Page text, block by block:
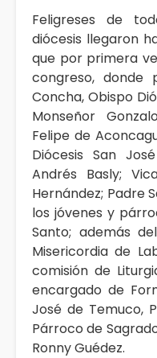
Feligreses de
diócesis llegaron
que por primera
congreso, donde
Concha, Obispo
Monseñor
Felipe de
Diócesis San
Andrés Basly;
Hernández; Padre
los jóvenes y
Santo; además
Misericordia de
comisión de
encargado de
José de Temuco,
Párroco de
Ronny Guédez.